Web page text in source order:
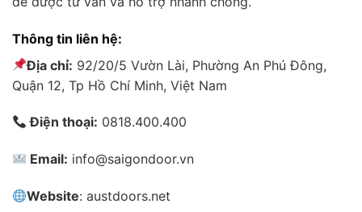
Thông tin liên hệ:
Địa chỉ: 92/20/5 Vườn Lài, Phường An Phú Đông,
Quận 12, Tp Hồ Chí Minh, Việt Nam
Điện thoại: 0818.400.400
Email: info@saigondoor.vn
Website: austdoors.net